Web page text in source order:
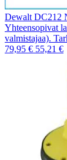
Dewalt DC212
Yhteensopivat
valmistajaa).
79,95 € 55,21 €